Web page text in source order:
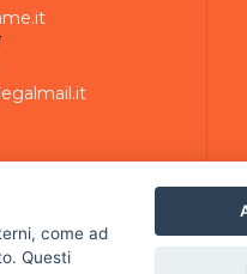
come ad
Questi